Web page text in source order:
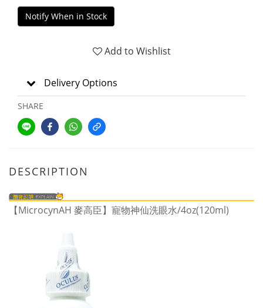
Notify When in Stock
Add to Wishlist
Delivery Options
SHARE
DESCRIPTION
【MicrocynAH 麥高臣】寵物神仙洗眼水/4oz(120ml)